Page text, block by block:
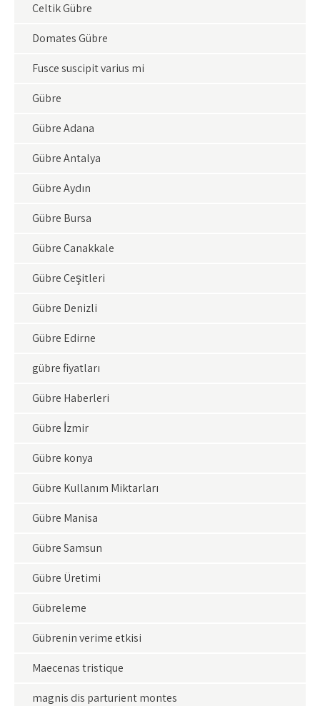
Çeltik Gübre
Domates Gübre
Fusce suscipit varius mi
Gübre
Gübre Adana
Gübre Antalya
Gübre Aydın
Gübre Bursa
Gübre Çanakkale
Gübre Çeşitleri
Gübre Denizli
Gübre Edirne
gübre fiyatları
Gübre Haberleri
Gübre İzmir
Gübre konya
Gübre Kullanım Miktarları
Gübre Manisa
Gübre Samsun
Gübre Üretimi
Gübreleme
Gübrenin verime etkisi
Maecenas tristique
magnis dis parturient montes